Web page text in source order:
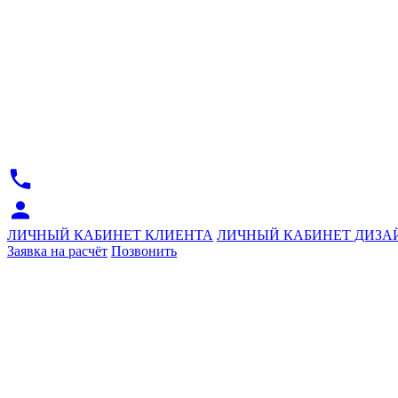
ЛИЧНЫЙ КАБИНЕТ КЛИЕНТА ЛИЧНЫЙ КАБИНЕТ
Заявка на расчёт Позвонить